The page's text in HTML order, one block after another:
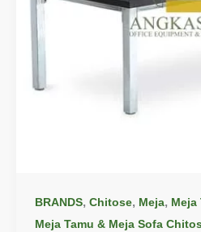
BRANDS, Chitose, Meja, Meja
Meja Tamu & Meja Sofa